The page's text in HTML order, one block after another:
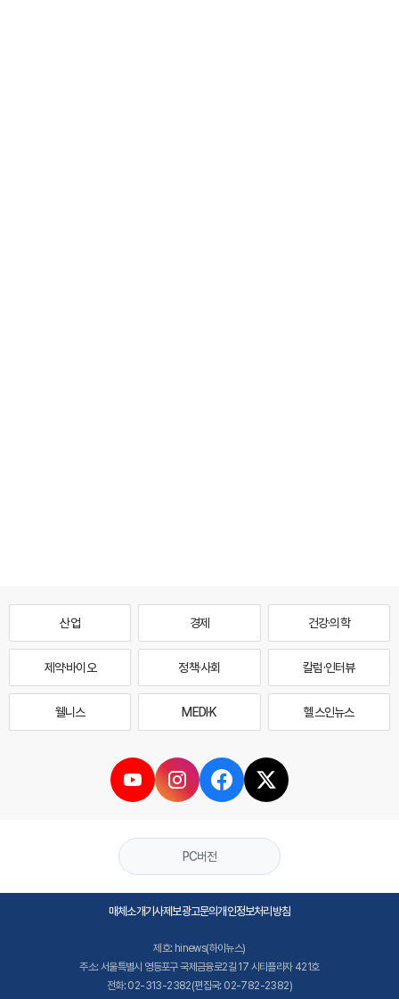
산업 경제 건강·의학
제약·바이오 정책·사회 칼럼·인터뷰
웰니스 MEDI·K 헬스인뉴스
PC버전
매체소개기사제보광고문의개인정보처리방침
제호: hinews(하이뉴스)
주소: 서울특별시 영등포구 국제금융로2길 17 시티플라자 421호
전화: 02-313-2382(편집국: 02-782-2382)